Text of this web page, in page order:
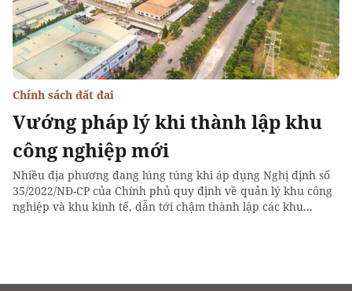
Vướng pháp lý khi thành lập khu
công nghiệp mới
Chính sách đất đai
Nhiều địa phương đang lúng túng khi áp dụng Nghị định số
35/2022/NĐ-CP của Chính phủ quy định về quản lý khu công
nghiệp và khu kinh tế, dẫn tới chậm thành lập các khu...